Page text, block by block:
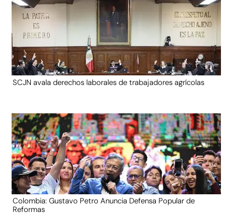
SCJN avala derechos laborales de trabajadores agrícolas
Colombia: Gustavo Petro Anuncia Defensa Popular de
Reformas